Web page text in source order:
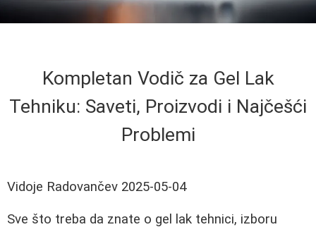
Kompletan Vodič za Gel Lak
Tehniku: Saveti, Proizvodi i Najčešći
Problemi
Vidoje Radovančev 2025-05-04
Sve što treba da znate o gel lak tehnici, izboru